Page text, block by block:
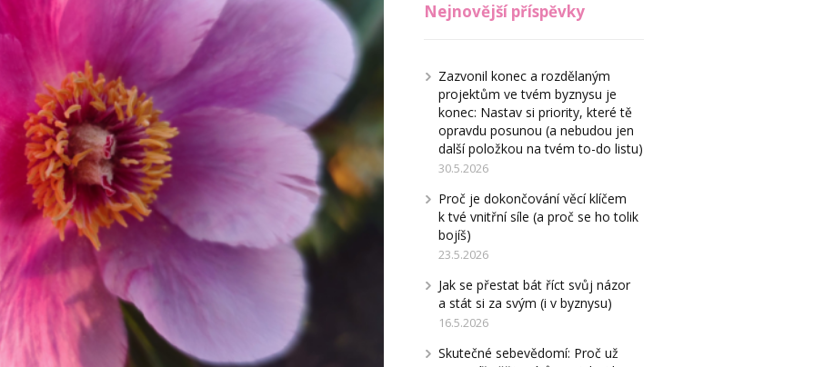
Nejnovější příspěvky
Zazvonil konec a rozdělaným
projektům ve tvém byznysu je
konec: Nastav si priority, které tě
opravdu posunou (a nebudou jen
další položkou na tvém to-do listu)
30.5.2026
Proč je dokončování věcí klíčem
k tvé vnitřní síle (a proč se ho tolik
bojíš)
23.5.2026
Jak se přestat bát říct svůj názor
a stát si za svým (i v byznysu)
16.5.2026
Skutečné sebevědomí: Proč už